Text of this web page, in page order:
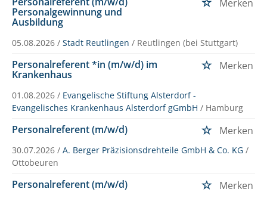
Personalgewinnung und
Ausbildung
Merken
05.08.2026 / Stadt Reutlingen / Reutlingen (bei Stuttgart)
Personalreferent *in (m/w/d) im
Krankenhaus
Merken
01.08.2026 / Evangelische Stiftung Alsterdorf -
Evangelisches Krankenhaus Alsterdorf gGmbH / Hamburg
Personalreferent (m/w/d) Merken
30.07.2026 / A. Berger Präzisionsdrehteile GmbH & Co. KG /
Ottobeuren
Personalreferent (m/w/d) Merken